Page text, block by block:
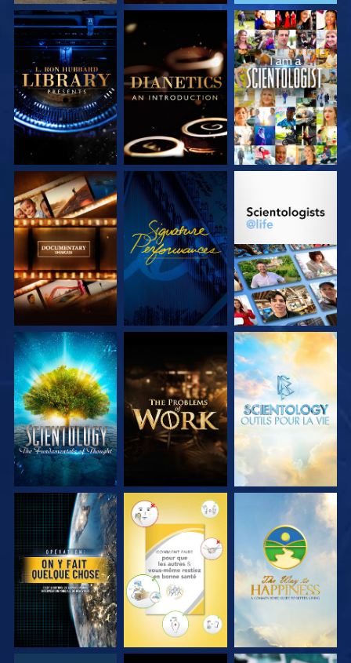
DÉCOUVRIR LES
SÉRIES
DÉCOUVRIR LES
SÉRIES
REGARDER
DÉCOUVRIR LES
SÉRIES
REGARDER
DÉCOUVRIR LES
DÉCOUVRIR LES
SÉRIES
DÉCOUVRIR LES
SÉRIES
DÉCOUVRIR LES
SÉRIES
REGARDER REGARDER REGARDER